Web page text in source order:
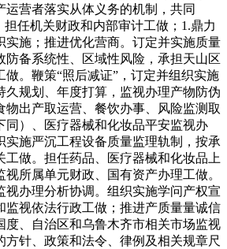
运营者落实从体义务的机制，共同
担任机关财政和内部审计工做；1.鼎力
实施；推进优化营商。订定并实施质量
防备系统性、区域性风险，承担天山区
做。鞭策“照后减证”，订定并组织实施
久规划、年度打算，监视办理产物防伪
物出产取运营、餐饮办事、风险监测取
同）、医疗器械和化妆品平安监视办
实施严沉工程设备质量监理轨制，按承
工做。担任药品、医疗器械和化妆品上
所属单元财政、国有资产办理工做。
视办理分析协调。组织实施学问产权宣
监视依法行政工做；推进产质量量诚信
度、自治区和乌鲁木齐市相关市场监视
方针、政策和法令、律例及相关规章尺